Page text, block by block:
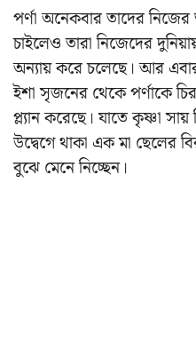
পর্ণা অনেকবার তাদের
চাইলেও তারা নিজেদের
অন্যায় করে চলেছে। আর
ইশা সৃজনের থেকে পর্ণাকে
প্ল্যান করেছে। যাতে কৃষ্ণা
উদ্বেগে থাকা এক মা ছেলের
বুঝে মেনে নিচ্ছেন।